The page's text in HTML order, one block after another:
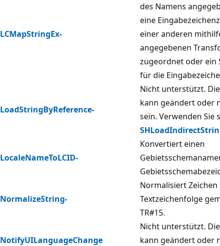
LCMapStringEx-
des Namens
eine
einer anderen
angegebenen
zugeordnet oder ein
für die
LoadStringByReference-
Nicht unterstützt.
kann geändert oder
sein. Verwenden Sie
LocaleNameToLCID-
Konvertiert einen
NormalizeString-
Normalisiert Zeichen
Textzeichenfolge
TR#15.
NotifyUILanguageChange
Nicht unterstützt.
kann geändert oder